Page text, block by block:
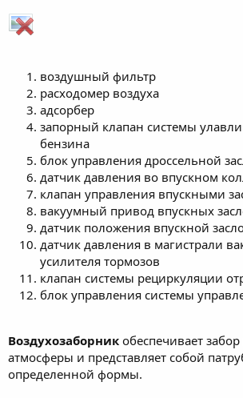
воздушный фильтр
расходомер воздуха
адсорбер
запорный клапан системы
бензина
блок управления дроссельной
датчик давления во впускном
клапан управления впускными
вакуумный привод впускных
датчик положения впускной
датчик давления в магистрали
усилителя тормозов
клапан системы рециркуляции
блок управления системы
Воздухозаборник обеспечивает
атмосферы и представляет собой
определенной формы.